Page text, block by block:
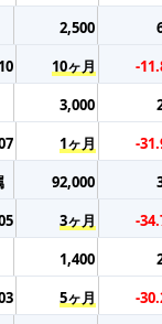
2,500
10ヶ月
-
3,000
1ヶ月
-
92,000
3ヶ月
-
1,400
5ヶ月
-